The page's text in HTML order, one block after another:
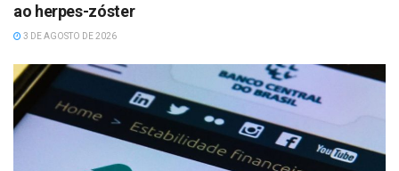
ao herpes-zóster
3 DE AGOSTO DE 2026